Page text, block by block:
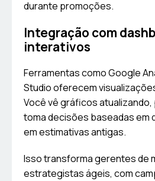
durante promoções.
Integração com
interativos
Ferramentas como Google
Studio oferecem
Você vê gráficos
toma decisões baseadas em
em estimativas antigas.
Isso transforma gerentes de
estrategistas ágeis, com